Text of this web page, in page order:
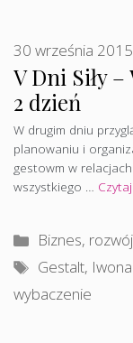
V Dni Siły
2 dzień
30 września 2015
W drugim dniu
planowaniu i
gestowm w
wszystkiego …
Kategorie
Biznes, rozwój
Tagi
Gestalt,
wybaczenie